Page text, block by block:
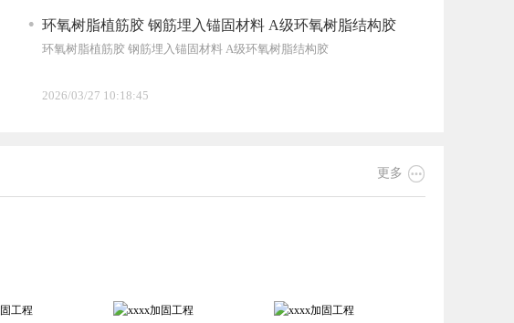
环氧树脂植筋胶 钢筋埋入锚固材料 A级环氧树脂结构胶
环氧树脂植筋胶 钢筋埋入锚固材料 A级环氧树脂结构胶
2026/03/27 10:18:45
更多 